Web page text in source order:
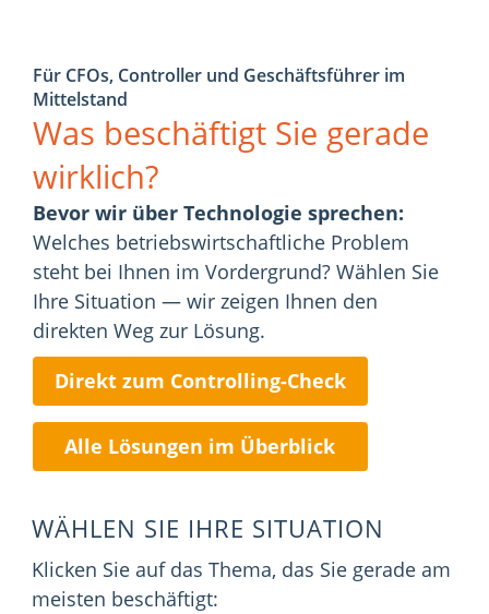
Für CFOs, Controller und Geschäftsführer im
Mittelstand
Was beschäftigt Sie gerade
wirklich?
Bevor wir über Technologie sprechen:
Welches betriebswirtschaftliche Problem
steht bei Ihnen im Vordergrund? Wählen Sie
Ihre Situation — wir zeigen Ihnen den
direkten Weg zur Lösung.
Direkt zum Controlling-Check
Alle Lösungen im Überblick
WÄHLEN SIE IHRE SITUATION
Klicken Sie auf das Thema, das Sie gerade am
meisten beschäftigt: